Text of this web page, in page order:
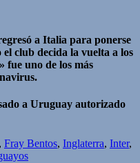
a Italia para ponerse
club decida la vuelta a los
fue uno de los más
a Uruguay autorizado
, Fray Bentos, Inglaterra, Inter,